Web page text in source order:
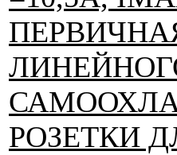
РОЗЕТКИ